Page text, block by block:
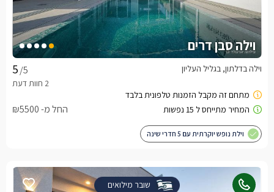
וילה סבן דרים
/5 וילה בדלתון, בגליל העליון
החל מ- ₪5500
וילת נופש יוקרתית עם 5 חדרי שינה
שובר מילואים